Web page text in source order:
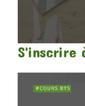
S'inscrire